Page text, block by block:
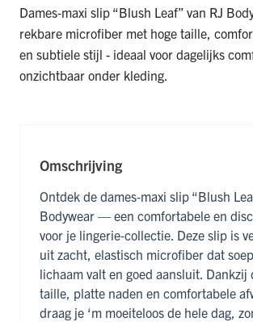
Dames‑maxi slip “Blush Leaf” van RJ
rekbare microfiber met hoge taille,
en subtiele stijl - ideaal voor dagelijks
onzichtbaar onder kleding.
Omschrijving
Ontdek de dames‑maxi slip “Blush
Bodywear — een comfortabele en
voor je lingerie‑collectie. Deze slip is
uit zacht, elastisch microfiber dat
lichaam valt en goed aansluit. Dankzij
taille, platte naden en comfortabele
draag je ‘m moeiteloos de hele dag,